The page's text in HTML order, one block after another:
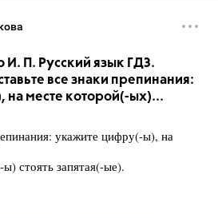
И. П. Русский язык ГДЗ.
все знаки препинания:
месте которой(-ых)...
укажите цифру(-ы), на
стоять запятая(-ые).